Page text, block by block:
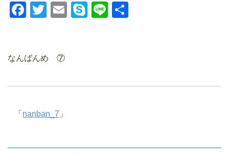
F
e
o
o
T
er
E
S
Li
なんばんめ ⑦
「 nanban_7 」